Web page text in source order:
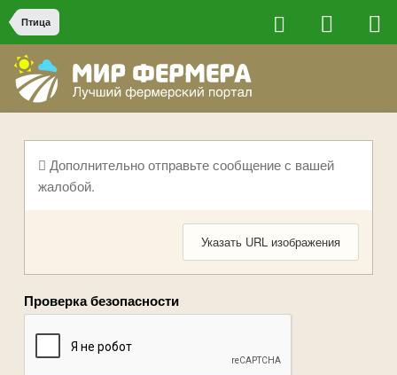
Птица
Дополнительно отправьте сообщение с вашей
жалобой.
Указать URL изображения
Проверка безопасности